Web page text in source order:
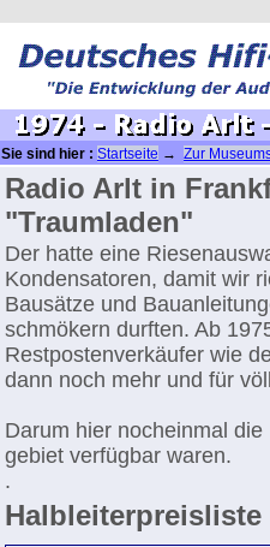
Sie sind hier : Startseite → Zur
Radio Arlt in
"Traumladen"
Der hatte eine
Kondensatoren, damit wir
Bausätze und
schmökern durften. Ab
Restpostenverkäufer wie
dann noch mehr und für
Darum hier nocheinmal
gebiet verfügbar waren.
.
Halbleiterpreisliste